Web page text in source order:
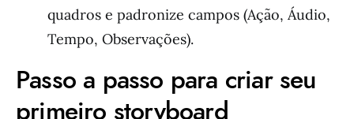
quadros e padronize campos (Ação, Áudio,
Tempo, Observações).
Passo a passo para criar seu
primeiro storyboard